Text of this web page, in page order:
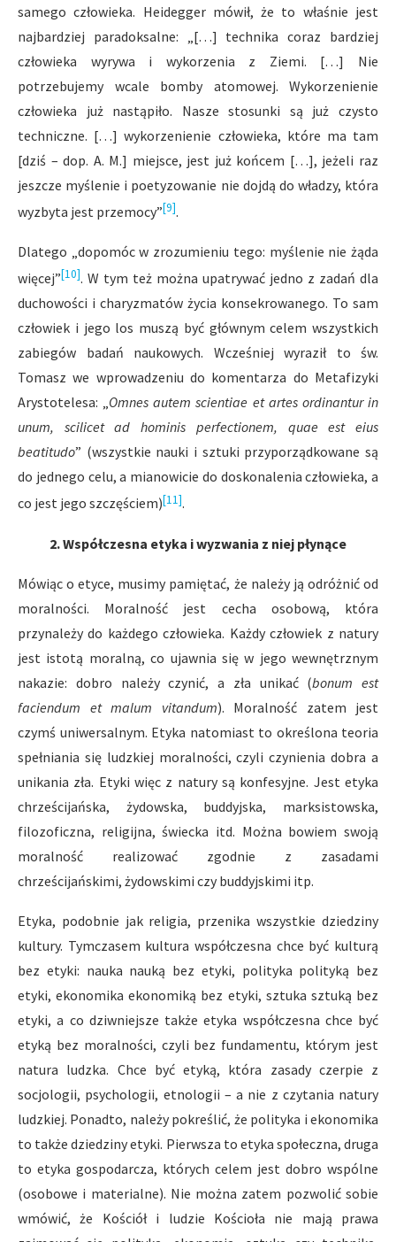
samego człowieka. Heidegger mówił, że to właśnie jest
najbardziej paradoksalne: „[…] technika coraz bardziej
człowieka wyrywa i wykorzenia z Ziemi. […] Nie
potrzebujemy wcale bomby atomowej. Wykorzenienie
człowieka już nastąpiło. Nasze stosunki są już czysto
techniczne. […] wykorzenienie człowieka, które ma tam
[dziś – dop. A. M.] miejsce, jest już końcem […], jeżeli raz
jeszcze myślenie i poetyzowanie nie dojdą do władzy, która
wyzbyta jest przemocy”[9].
Dlatego „dopomóc w zrozumieniu tego: myślenie nie żąda
więcej”[10]. W tym też można upatrywać jedno z zadań dla
duchowości i charyzmatów życia konsekrowanego. To sam
człowiek i jego los muszą być głównym celem wszystkich
zabiegów badań naukowych. Wcześniej wyraził to św.
Tomasz we wprowadzeniu do komentarza do Metafizyki
Arystotelesa: „Omnes autem scientiae et artes ordinantur in
unum, scilicet ad hominis perfectionem, quae est eius
beatitudo” (wszystkie nauki i sztuki przyporządkowane są
do jednego celu, a mianowicie do doskonalenia człowieka, a
co jest jego szczęściem)[11].
2. Współczesna etyka i wyzwania z niej płynące
Mówiąc o etyce, musimy pamiętać, że należy ją odróżnić od
moralności. Moralność jest cecha osobową, która
przynależy do każdego człowieka. Każdy człowiek z natury
jest istotą moralną, co ujawnia się w jego wewnętrznym
nakazie: dobro należy czynić, a zła unikać (bonum est
faciendum et malum vitandum). Moralność zatem jest
czymś uniwersalnym. Etyka na­tomiast to określona teoria
spełniania się ludzkiej moralności, czyli czynienia dobra a
unikania zła. Etyki więc z natury są konfesyjne. Jest etyka
chrześcijańska, żydowska, buddyjska, marksistowska,
filozoficzna, religijna, świecka itd. Można bowiem swoją
moralność realizować zgodnie z zasadami
chrześcijańskimi, żydowskimi czy buddyjskimi itp.
Etyka, podobnie jak religia, przenika wszystkie dziedziny
kultury. Tymczasem kultura współczesna chce być kulturą
bez etyki: nauka nauką bez etyki, polityka polityką bez
etyki, ekonomika ekonomiką bez etyki, sztuka sztuką bez
etyki, a co dziwniejsze także etyka współczesna chce być
etyką bez moralności, czyli bez fundamentu, którym jest
natura ludzka. Chce być etyką, która zasady czerpie z
socjologii, psychologii, etnologii – a nie z czytania natury
ludzkiej. Ponadto, należy pokreślić, że polityka i ekonomika
to także dziedziny etyki. Pierwsza to etyka społeczna, druga
to etyka gospodarcza, których celem jest dobro wspólne
(osobowe i materialne). Nie można zatem pozwolić sobie
wmówić, że Kościół i ludzie Kościoła nie mają prawa